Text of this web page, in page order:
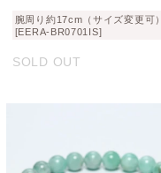
腕周り約17cm（サイズ変更可）
[EERA-BR0701IS]
SOLD OUT